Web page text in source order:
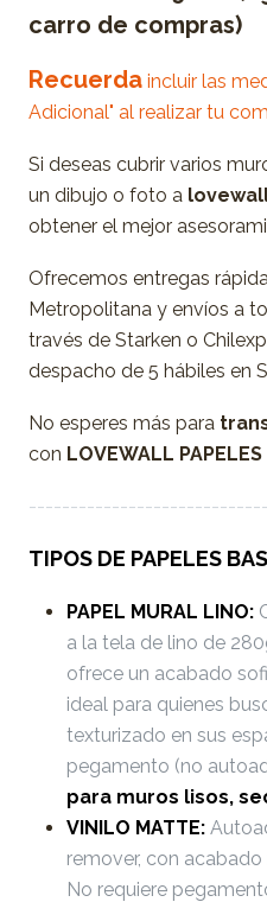
carro de compras)
Recuerda incluir las
Adicional" al realizar tu
Si deseas cubrir varios
un dibujo o foto a
obtener el mejor
Ofrecemos entregas
Metropolitana y envíos a
través de Starken o
despacho de 5 hábiles en
No esperes más para
con LOVEWALL
TIPOS DE PAPELES
PAPEL MURAL LINO:
a la tela de lino de
ofrece un acabado
ideal para quienes
texturizado en sus
pegamento (no
para muros lisos,
VINILO MATTE:
remover, con
No requiere